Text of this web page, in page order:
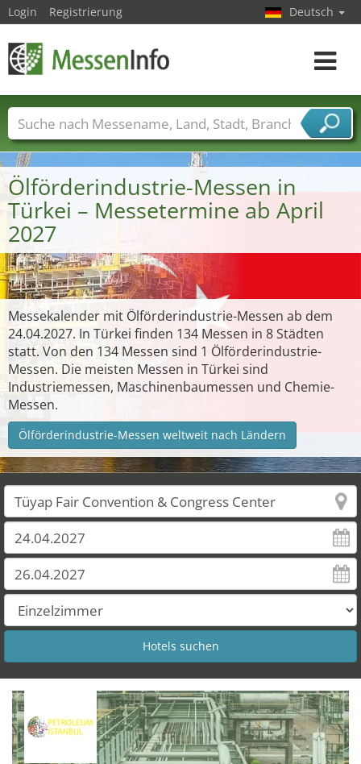
Ölförderindustrie-Messen in
Türkei – Messetermine ab April
2027
Messekalender mit Ölförderindustrie-Messen ab dem
24.04.2027. In Türkei finden 134 Messen in 8 Städten
statt. Von den 134 Messen sind 1 Ölförderindustrie-
Messen. Die meisten Messen in Türkei sind
Industriemessen, Maschinenbaumessen und Chemie-
Messen.
Ölförderindustrie-Messen weltweit nach Ländern
Login Registrierung Deutsch
Toggle
Messenamen Länder Städte
Branchen
Dienstleisterbranchen